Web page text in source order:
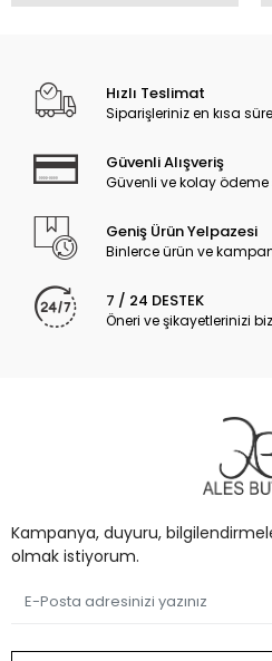
Hızlı Teslimat
Siparişleriniz en kısa
Güvenli Alışveriş
Güvenli ve kolay
Geniş Ürün Yelpazesi
Binlerce ürün ve
7 / 24 DESTEK
Öneri ve şikayetlerinizi
Kampanya, duyuru,
olmak istiyorum.